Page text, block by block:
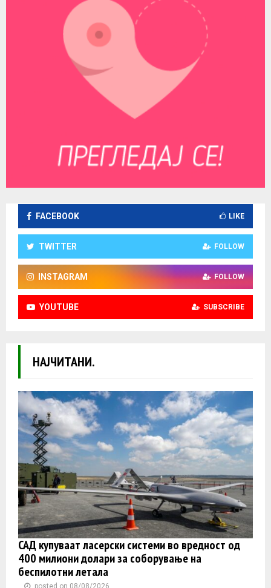
FACEBOOK LIKE
TWITTER FOLLOW
INSTAGRAM FOLLOW
YOUTUBE SUBSCRIBE
НАЈЧИТАНИ.
САД купуваат ласерски системи во вредност од
400 милиони долари за соборување на
беспилотни летала
posted on 08/08/2026